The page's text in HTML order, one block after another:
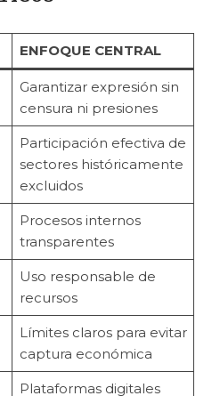
ENFOQUE CENTRAL
Garantizar expresión sin
censura ni presiones
Participación efectiva de
sectores históricamente
excluidos
Procesos internos
transparentes
Uso responsable de
recursos
Límites claros para evitar
captura económica
Plataformas digitales